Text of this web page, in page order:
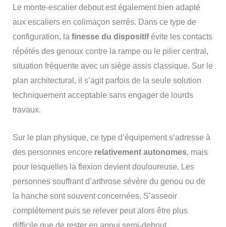
Le monte-escalier debout est également bien adapté
aux escaliers en colimaçon serrés. Dans ce type de
configuration, la finesse du dispositifévite les contacts
répétés des genoux contre la rampe ou le pilier central,
situation fréquente avec un siège assis classique. Sur le
plan architectural, il s’agit parfois de la seule solution
techniquement acceptable sans engager de lourds
travaux.
Sur le plan physique, ce type d’équipement s’adresse à
des personnes encore relativement autonomes, mais
pour lesquelles la flexion devient douloureuse. Les
personnes souffrant d’arthrose sévère du genou ou de
la hanche sont souvent concernées. S’asseoir
complètement puis se relever peut alors être plus
difficile que de rester en appui semi-debout.